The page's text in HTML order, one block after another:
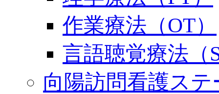
作業療法（OT）
言語聴覚療法（
向陽訪問看護ス